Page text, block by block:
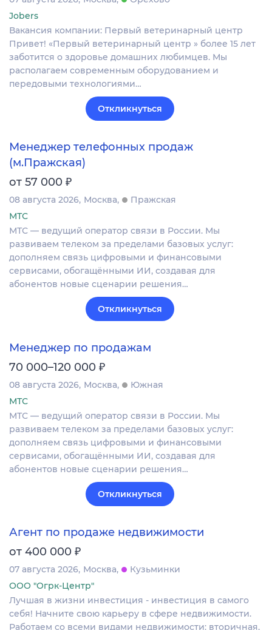
Jobers
Вакансия компании: Первый ветеринарный центр
Привет! «Первый ветеринарный центр » более 15 лет
заботится о здоровье домашних любимцев. Мы
располагаем современным оборудованием и
передовыми технологиями…
Откликнуться
Менеджер телефонных продаж
(м.Пражская)
от 57 000 ₽
08 августа 2026 Москва
Пражская
МТС
МТС — ведущий оператор связи в России. Мы
развиваем телеком за пределами базовых услуг:
дополняем связь цифровыми и финансовыми
сервисами, обогащёнными ИИ, создавая для
абонентов новые сценарии решения…
Откликнуться
Менеджер по продажам
70 000–120 000 ₽
08 августа 2026 Москва
Южная
МТС
МТС — ведущий оператор связи в России. Мы
развиваем телеком за пределами базовых услуг:
дополняем связь цифровыми и финансовыми
сервисами, обогащёнными ИИ, создавая для
абонентов новые сценарии решения…
Откликнуться
Агент по продаже недвижимости
от 400 000 ₽
07 августа 2026 Москва
Кузьминки
ООО "Огрк-Центр"
Лучшая в жизни инвестиция - инвестиция в самого
себя! Начните свою карьеру в сфере недвижимости.
Работаем со всеми видами недвижимости: вторичная,